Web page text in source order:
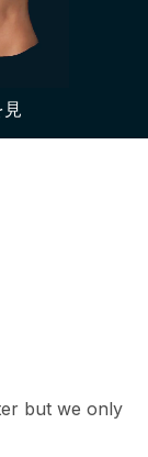
見
but we only